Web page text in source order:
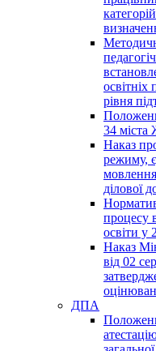
освітніх
рівня
34
Наказ
режиму,
ділової
процесу
освіти у
Наказ
від 02
ДПА